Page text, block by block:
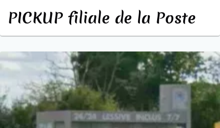
PICKUP filiale de la Poste